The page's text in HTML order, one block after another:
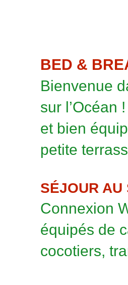
BED &
Bienvenue
sur l’Océan
et bien
petite
SÉJOUR AU
Connexion
équipés de
cocotiers,